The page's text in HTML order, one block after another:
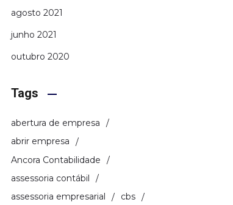
agosto 2021
junho 2021
outubro 2020
Tags
abertura de empresa
abrir empresa
Ancora Contabilidade
assessoria contábil
assessoria empresarial
cbs